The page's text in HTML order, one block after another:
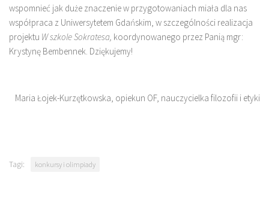
wspomnieć jak duże znaczenie w przygotowaniach miała dla nas
współpraca z Uniwersytetem Gdańskim, w szczególności realizacja
projektu W szkole Sokratesa, koordynowanego przez Panią mgr:
Krystynę Bembennek. Dziękujemy!
Maria Łojek-Kurzętkowska, opiekun OF, nauczycielka filozofii i etyki
Tagi: konkursy i olimpiady